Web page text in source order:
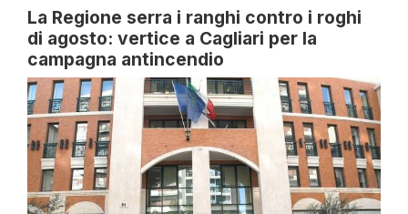
La Regione serra i ranghi contro i roghi
di agosto: vertice a Cagliari per la
campagna antincendio